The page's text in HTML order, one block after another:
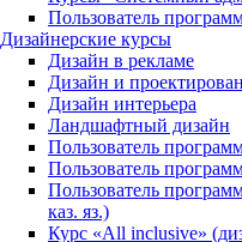
Пользователь
Дизайнерские курсы
Дизайн в рекламе
Дизайн и
Дизайн интерьера
Ландшафтный дизайн
Пользователь
Пользователь
Пользователь
каз. яз.)
Курс «All inclusive»